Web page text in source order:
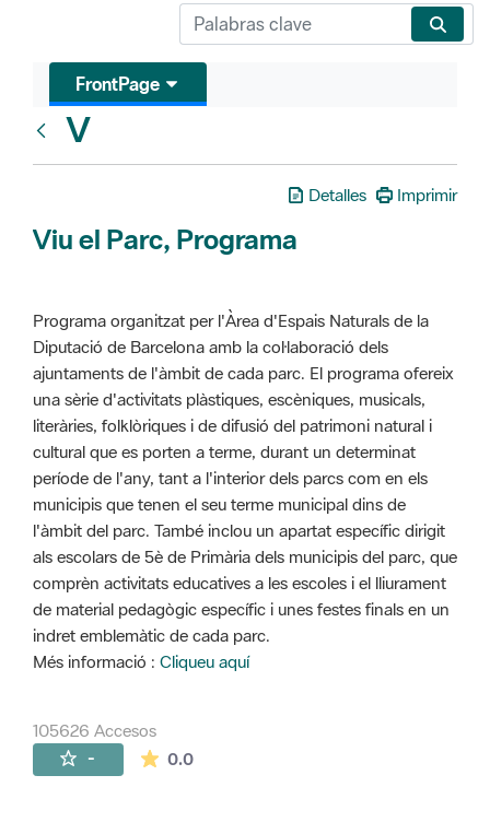
FrontPage
V
Detalles Imprimir
Viu el Parc, Programa
Programa organitzat per l'Àrea d'Espais Naturals de la
Diputació de Barcelona amb la col·laboració dels
ajuntaments de l'àmbit de cada parc. El programa ofereix
una sèrie d'activitats plàstiques, escèniques, musicals,
literàries, folklòriques i de difusió del patrimoni natural i
cultural que es porten a terme, durant un determinat
període de l'any, tant a l'interior dels parcs com en els
municipis que tenen el seu terme municipal dins de
l'àmbit del parc. També inclou un apartat específic dirigit
als escolars de 5è de Primària dels municipis del parc, que
comprèn activitats educatives a les escoles i el lliurament
de material pedagògic específic i unes festes finals en un
indret emblemàtic de cada parc.
Més informació : Cliqueu aquí
105626 Accesos
- 0.0La valoración media es de 0 estrellas de